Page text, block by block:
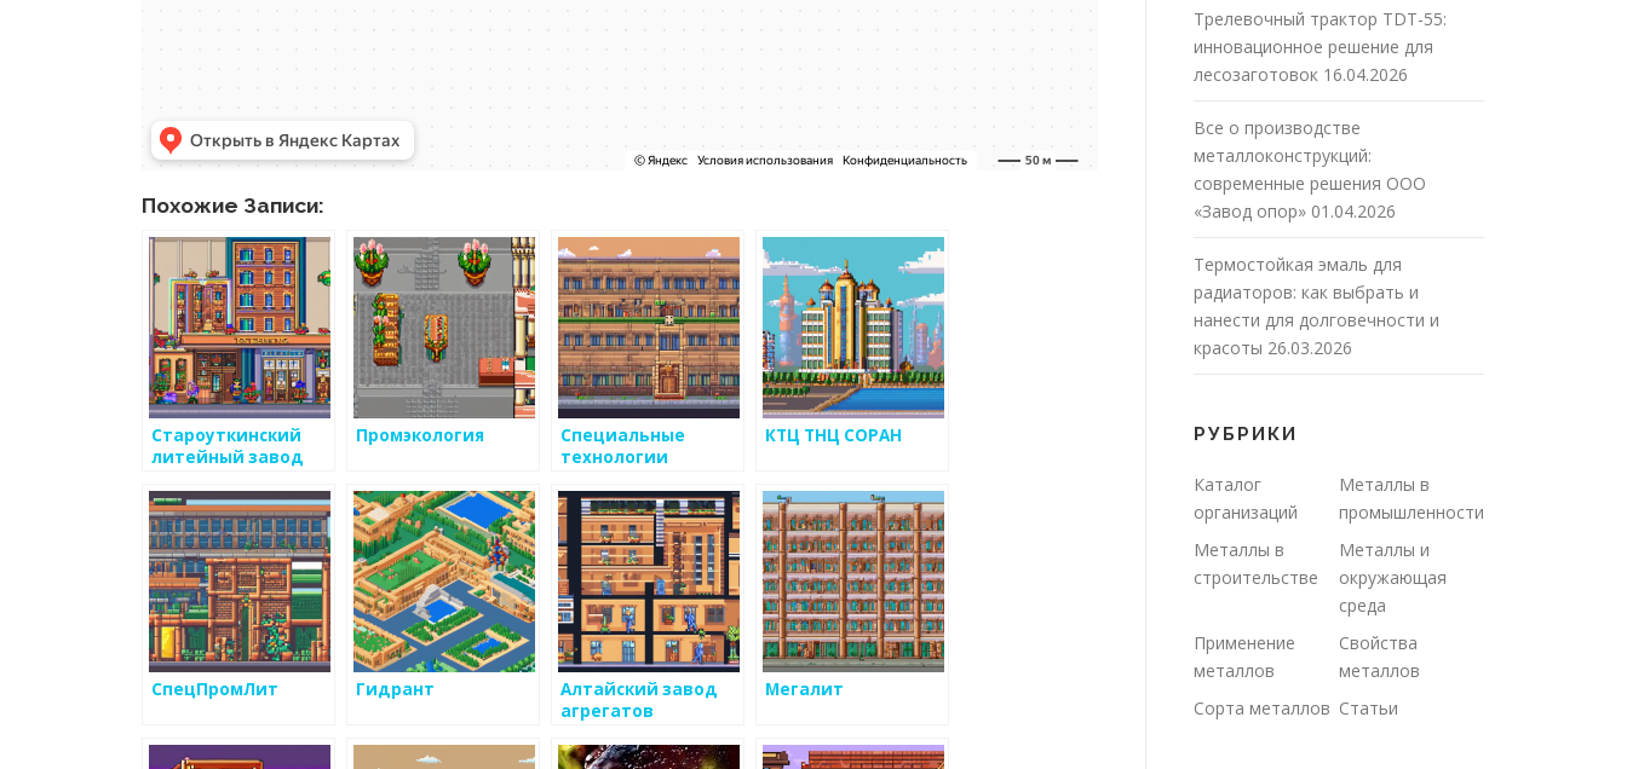
Похожие Записи:
Староуткинский
литейный завод
Промэкология
Специальные
технологии
КТЦ ТНЦ СОРАН
СпецПромЛит Гидрант
Алтайский завод
агрегатов
Мегалит
Трелевочный трактор TDT-55:
инновационное решение для
лесозаготовок 16.04.2026
Все о производстве
металлоконструкций:
современные решения ООО
«Завод опор» 01.04.2026
Термостойкая эмаль для
радиаторов: как выбрать и
нанести для долговечности и
красоты 26.03.2026
РУБРИКИ
Каталог
организаций
Металлы в
промышленности
Металлы в
строительстве
Металлы и
окружающая
среда
Применение
металлов
Свойства
металлов
Сорта металлов Статьи